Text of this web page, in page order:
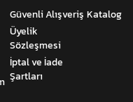
Güvenli Alışveriş
Üyelik
Sözleşmesi
İptal ve İade
Şartları
Katalog